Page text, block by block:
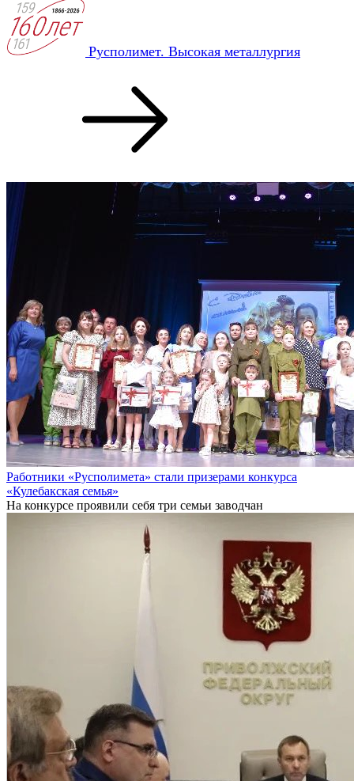
Русполимет. Высокая металлургия
Работники «Русполимета» стали призерами конкурса
«Кулебакская семья»
На конкурсе проявили себя три семьи заводчан